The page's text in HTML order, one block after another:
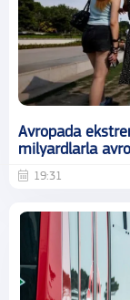
Avropada
milyardlarla
19:31